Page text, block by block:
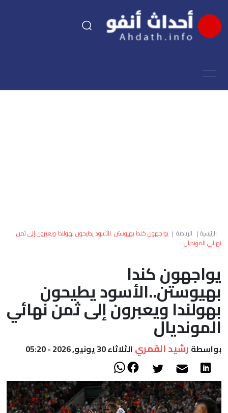
اقتصاد
العالم
الصحراء
الرئيسية| الرياضة | يواجهون كندا بهيوستن..الأسود يطيحون بهولندا ويعبرون إلى ثمن
نهائي المونديال
يواجهون كندا
بهيوستن..الأسود يطيحون
بهولندا ويعبرون إلى ثمن نهائي
المونديال
بواسطة رشيد القمري الثلاثاء 30 يونيو, 2026 - 05:20